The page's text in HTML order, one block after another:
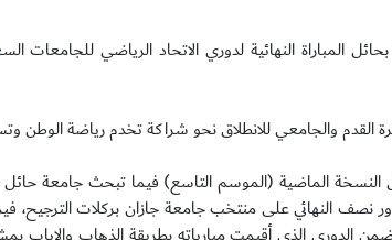
المباراة النهائية لدوري الاتحاد الرياضي
القدم والجامعي للانطلاق نحو شراكة تخدم رياضة الوطن
النسخة الماضية (الموسم التاسع) فيما تبحث جامعة
الدور نصف النهائي على منتخب جامعة جازان بركلات